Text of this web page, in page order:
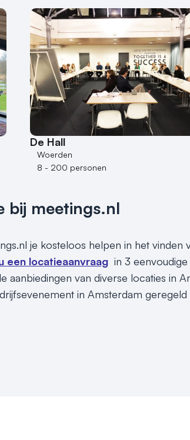
De Hall
Woerden
8 - 200 personen
bij meetings.nl
je kosteloos helpen in het
een locatieaanvraag in 3
aanbiedingen van diverse locaties in
in Amsterdam